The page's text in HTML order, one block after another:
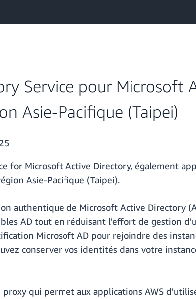
Service pour Microsoft
Asie-Pacifique (Taipei)
for Microsoft Active Directory, également
Asie-Pacifique (Taipei).
authentique de Microsoft Active Directory
AD tout en réduisant l'effort de gestion
Microsoft AD pour rejoindre des
conserver vos identités dans votre
proxy qui permet aux applications AWS